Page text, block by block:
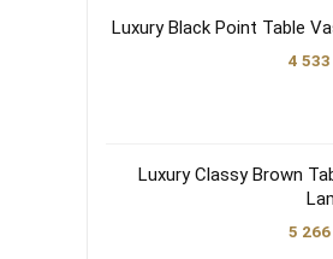
Luxury Black Point Table
Luxury Classy Brown